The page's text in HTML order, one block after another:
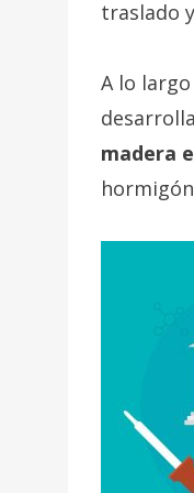
traslado
A lo
madera